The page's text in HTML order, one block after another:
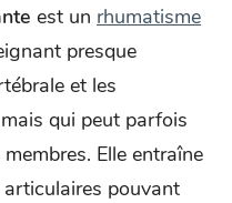
est un rhumatisme
presque
et les
qui peut parfois
Elle entraîne
pouvant